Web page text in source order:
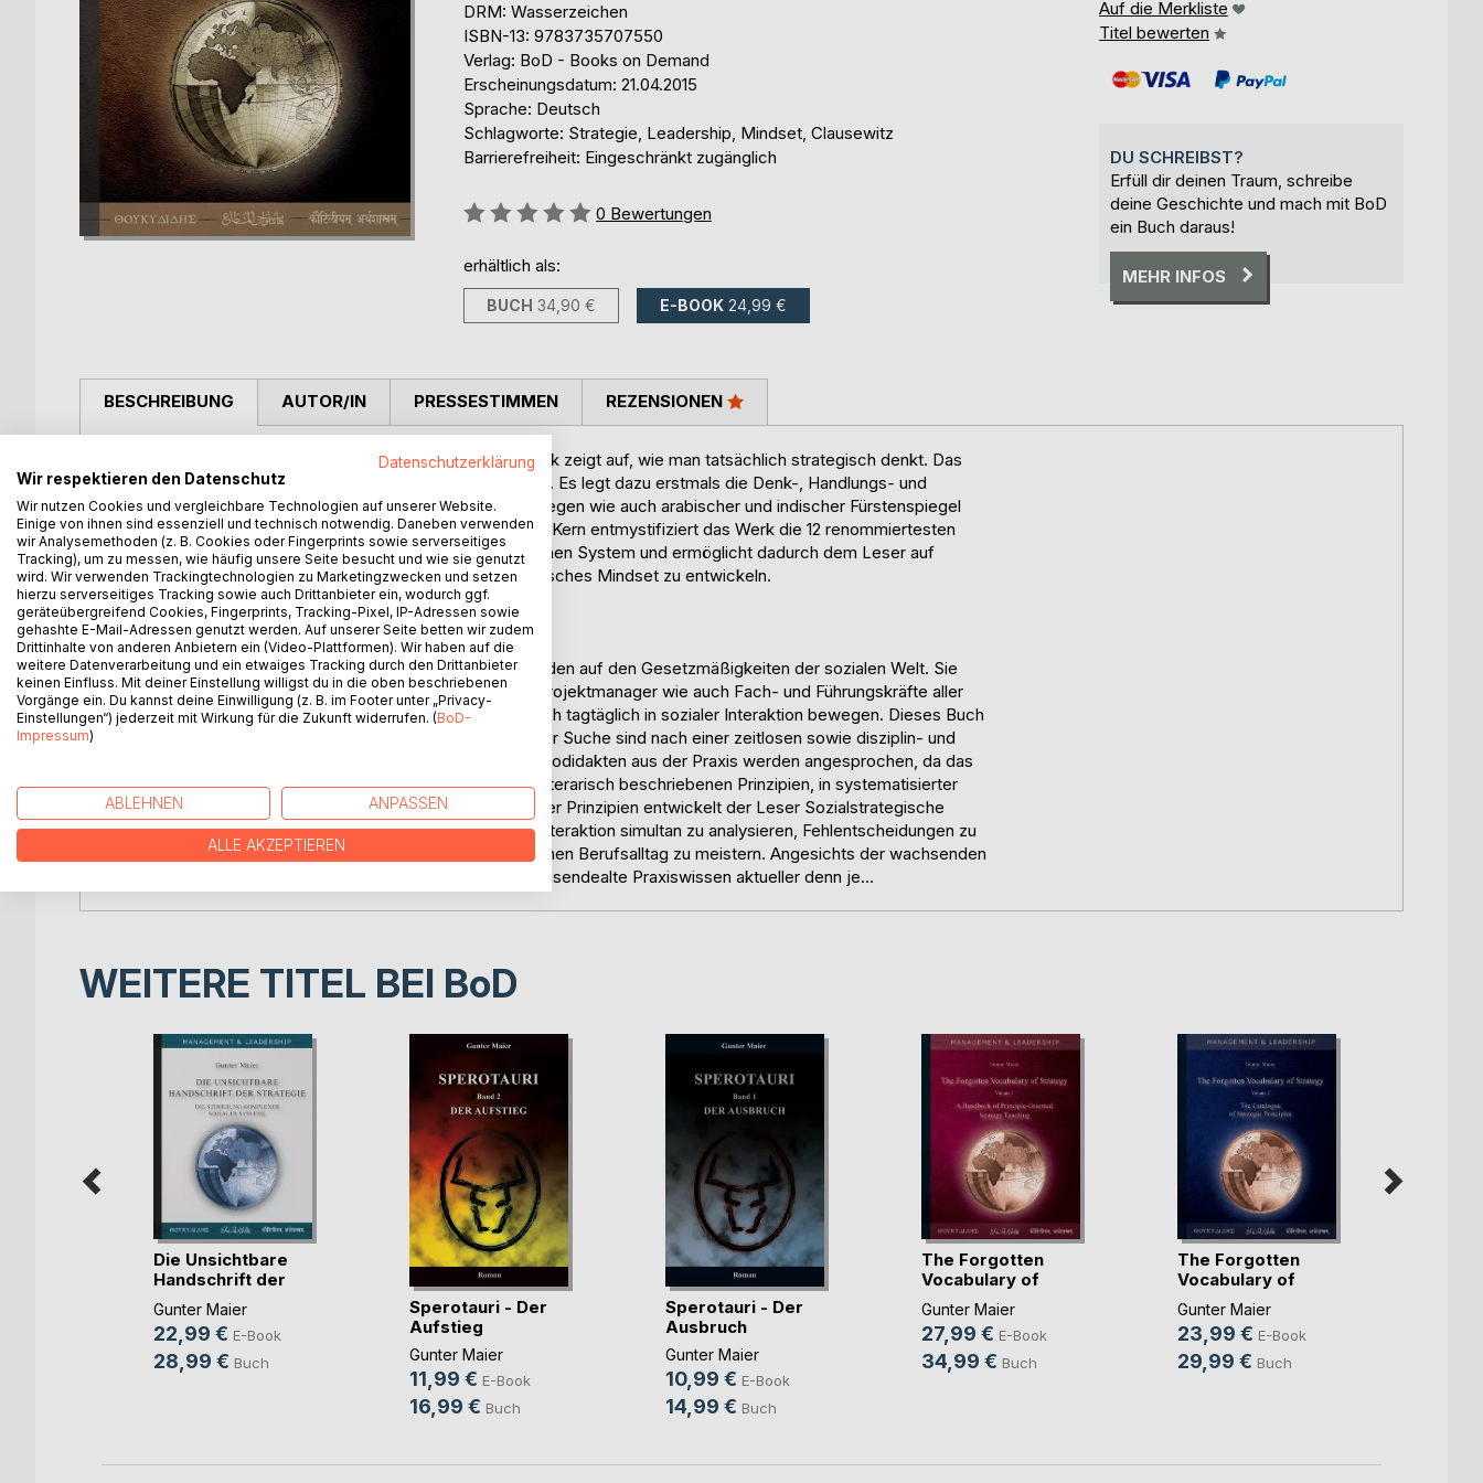
DRM: Wasserzeichen
ISBN-13: 9783735707550
Verlag: BoD - Books on Demand
Erscheinungsdatum: 21.04.2015
Sprache: Deutsch
Schlagworte: Strategie, Leadership, Mindset, Clausewitz
Barrierefreiheit: Eingeschränkt zugänglich
Bewertung::
0 Bewertungen
erhältlich als:
BUCH 34,90 € E-BOOK 24,99 €
Auf die Merkliste
Titel bewerten
DU SCHREIBST?
Erfüll dir deinen Traum, schreibe
deine Geschichte und mach mit BoD
ein Buch daraus!
MEHR INFOS
BESCHREIBUNG
Strategieliteratur gibt es reichlich. Doch kein einziges Werk zeigt auf, wie man tatsächlich strategisch denkt. Das
vergessene Vokabular der Strategie schließt diese Lücke. Es legt dazu erstmals die Denk-, Handlungs- und
Lehrweisen erfolgreicher westlicher und asiatischer Strategen wie auch arabischer und indischer Fürstenspiegel
offen und blickt dazu 2500 Jahre in die Vergangenheit. Im Kern entmystifiziert das Werk die 12 renommiertesten
strategischen Ansätze, destilliert sie zu einem ganzheitlichen System und ermöglicht dadurch dem Leser auf
wissenschaftlich fundierte Weise ein universelles strategisches Mindset zu entwickeln.
- Strategen denken in Mustern -
Diese Muster, auch Strategische Prinzipien genannt, gründen auf den Gesetzmäßigkeiten der sozialen Welt. Sie
sind erlernbar und in ihrer Anzahl begrenzt. Entscheider, Projektmanager wie auch Fach- und Führungskräfte aller
Ebenen und Bereiche benötigen dieses Wissen, da sie sich tagtäglich in sozialer Interaktion bewegen. Dieses Buch
richtet sich somit an alle Strategielehrende, welche auf der Suche sind nach einer zeitlosen sowie disziplin- und
kulturübergreifenden Strategieperspektive. Aber auch Autodidakten aus der Praxis werden angesprochen, da das
vollständige Vokabular der Strategie, bestehend aus 153 literarisch beschriebenen Prinzipien, in systematisierter
Weise dargeboten wird. Durch das sukzessive Erlernen der Prinzipien entwickelt der Leser Sozialstrategische
Kompetenz. Sie befähigt ihn Komplexität zu reduzieren, Interaktion simultan zu analysieren, Fehlentscheidungen zu
vermeiden und letztendlich effizienter und gelassener seinen Berufsalltag zu meistern. Angesichts der wachsenden
Herausforderungen des 21. Jahrhunderts ist dieses jahrtausendealte Praxiswissen aktueller denn je...
AUTOR/IN PRESSESTIMMEN REZENSIONEN
WEITERE TITEL BEI BoD
Die Unsichtbare
Handschrift der
St(...)
Gunter Maier
22,99 € E-Book
28,99 € Buch
Sperotauri - Der
Aufstieg
Gunter Maier
11,99 € E-Book
16,99 € Buch
Sperotauri - Der
Ausbruch
Gunter Maier
10,99 € E-Book
14,99 € Buch
The Forgotten
Vocabulary of
Strate(...)
Gunter Maier
27,99 € E-Book
34,99 € Buch
The Forgotten
Vocabulary of
Strate(...)
Gunter Maier
23,99 € E-Book
29,99 € Buch
Datenschutzerklärung
Wir respektieren den Datenschutz
Wir nutzen Cookies und vergleichbare Technologien auf unserer Website.
Einige von ihnen sind essenziell und technisch notwendig. Daneben verwenden
wir Analysemethoden (z. B. Cookies oder Fingerprints sowie serverseitiges
Tracking), um zu messen, wie häufig unsere Seite besucht und wie sie genutzt
wird. Wir verwenden Trackingtechnologien zu Marketingzwecken und setzen
hierzu serverseitiges Tracking sowie auch Drittanbieter ein, wodurch ggf.
geräteübergreifend Cookies, Fingerprints, Tracking-Pixel, IP-Adressen sowie
gehashte E-Mail-Adressen genutzt werden. Auf unserer Seite betten wir zudem
Drittinhalte von anderen Anbietern ein (Video-Plattformen). Wir haben auf die
weitere Datenverarbeitung und ein etwaiges Tracking durch den Drittanbieter
keinen Einfluss. Mit deiner Einstellung willigst du in die oben beschriebenen
Vorgänge ein. Du kannst deine Einwilligung (z. B. im Footer unter „Privacy-
Einstellungen“) jederzeit mit Wirkung für die Zukunft widerrufen. (BoD-
Impressum)
ABLEHNEN ANPASSEN
ALLE AKZEPTIEREN